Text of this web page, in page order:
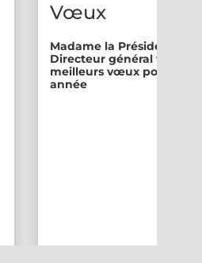
Vœux
Madame la Présidente et
Directeur général vous
meilleurs vœux pour
année